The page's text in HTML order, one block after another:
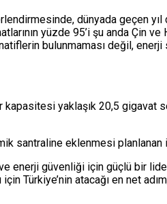
dünyada geçen
yüzde 95’i şu anda Çin
bulunmaması değil,
yaklaşık 20,5 gigavat
santraline eklenmesi planlanan
enerji güvenliği için güçlü bir
Türkiye’nin atacağı en net